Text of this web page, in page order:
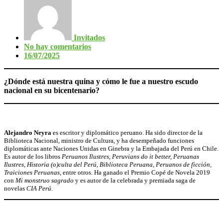
Invitados
No hay comentarios
16/07/2025
¿Dónde está nuestra quina y cómo le fue a nuestro escudo
nacional en su bicentenario?
Alejandro Neyra es escritor y diplomático peruano. Ha sido director de la
Biblioteca Nacional, ministro de Cultura, y ha desempeñado funciones
diplomáticas ante Naciones Unidas en Ginebra y la Embajada del Perú en Chile.
Es autor de los libros Peruanos Ilustres Peruvians do it better, Peruanas
Ilustres, Historia (o)culta del Perú, Biblioteca Peruana, Peruanos de ficción,
Traiciones Peruanas , entre otros. Ha ganado el Premio Copé de Novela 2019
con Mi monstruo sagrado y es autor de la celebrada y premiada saga de
novelas CIA Perú.